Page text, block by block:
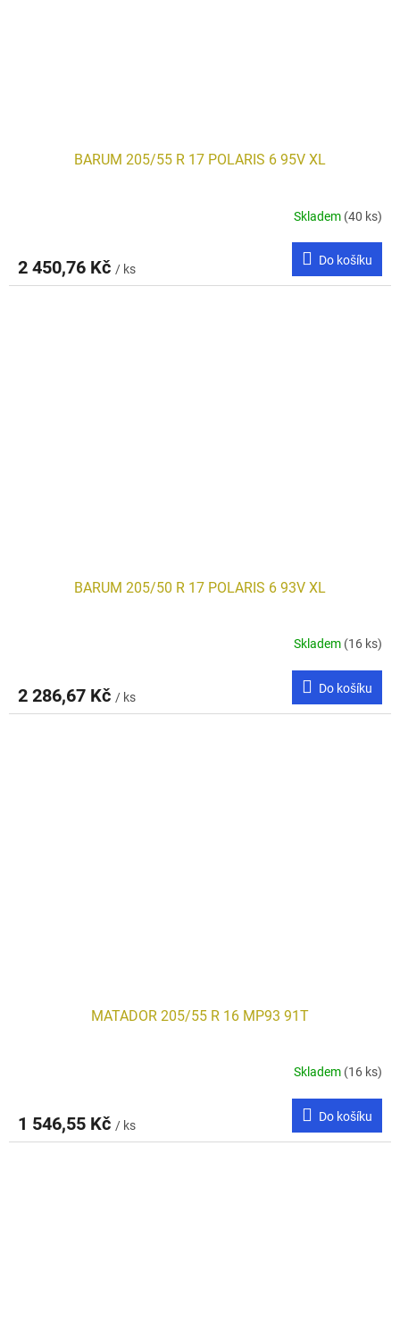
BARUM 205/55 R 17 POLARIS 6 95V XL
Skladem (40 ks)
2 450,76 Kč / ks
Do košíku
BARUM 205/50 R 17 POLARIS 6 93V XL
Skladem (16 ks)
2 286,67 Kč / ks
Do košíku
MATADOR 205/55 R 16 MP93 91T
Skladem (16 ks)
1 546,55 Kč / ks
Do košíku